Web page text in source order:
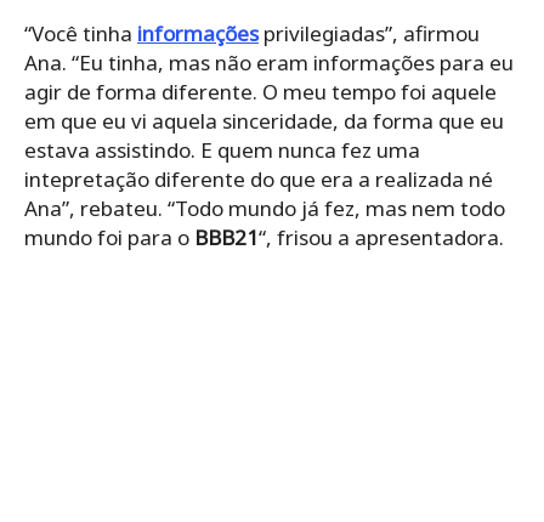
“Você tinha informaçõesprivilegiadas”, afirmou
Ana. “Eu tinha, mas não eram informações para eu
agir de forma diferente. O meu tempo foi aquele
em que eu vi aquela sinceridade, da forma que eu
estava assistindo. E quem nunca fez uma
intepretação diferente do que era a realizada né
Ana”, rebateu. “Todo mundo já fez, mas nem todo
mundo foi para o BBB21“, frisou a apresentadora.